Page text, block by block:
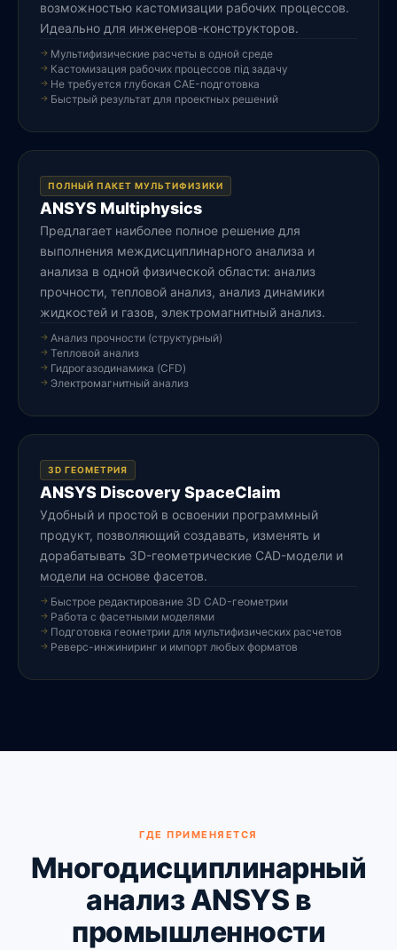
возможностью кастомизации рабочих процессов.
Идеально для инженеров-конструкторов.
Мультифизические расчеты в одной среде
Кастомизация рабочих процессов під задачу
Не требуется глубокая CAE-подготовка
Быстрый результат для проектных решений
ПОЛНЫЙ ПАКЕТ МУЛЬТИФИЗИКИ
ANSYS Multiphysics
Предлагает наиболее полное решение для
выполнения междисциплинарного анализа и
анализа в одной физической области: анализ
прочности, тепловой анализ, анализ динамики
жидкостей и газов, электромагнитный анализ.
Анализ прочности (структурный)
Тепловой анализ
Гидрогазодинамика (CFD)
Электромагнитный анализ
3D ГЕОМЕТРИЯ
ANSYS Discovery SpaceClaim
Удобный и простой в освоении программный
продукт, позволяющий создавать, изменять и
дорабатывать 3D-геометрические CAD-модели и
модели на основе фасетов.
Быстрое редактирование 3D CAD-геометрии
Работа с фасетными моделями
Подготовка геометрии для мультифизических расчетов
Реверс-инжиниринг и импорт любых форматов
ГДЕ ПРИМЕНЯЕТСЯ
Многодисциплинарный
анализ ANSYS в
промышленности